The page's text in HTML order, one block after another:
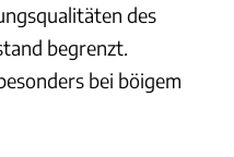
des
begrenzt.
bei böigem